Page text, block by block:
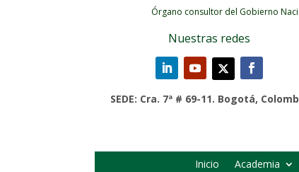
Órgano consultor del Gobierno
Nuestras redes
SEDE: Cra. 7ª # 69-11. Bogotá,
Inicio Academia